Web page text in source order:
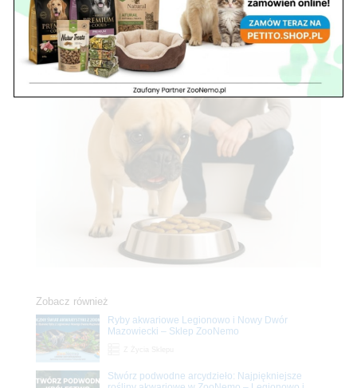
Zobacz również
Ryby akwariowe Legionowo i Nowy Dwór
Mazowiecki – Sklep ZooNemo
Stwórz podwodne arcydzieło: Najpiękniejsze